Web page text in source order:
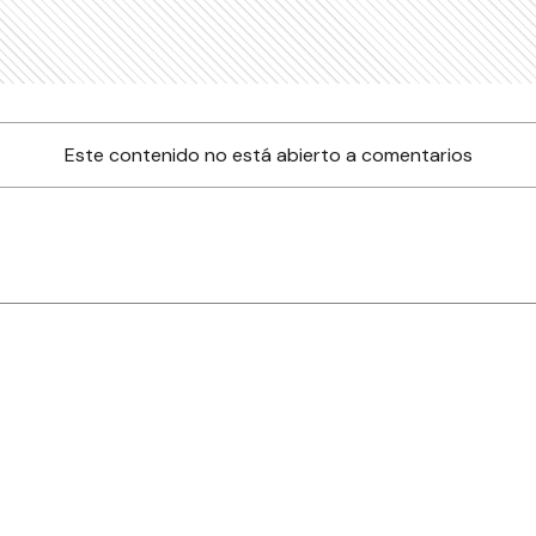
Este contenido no está abierto a comentarios